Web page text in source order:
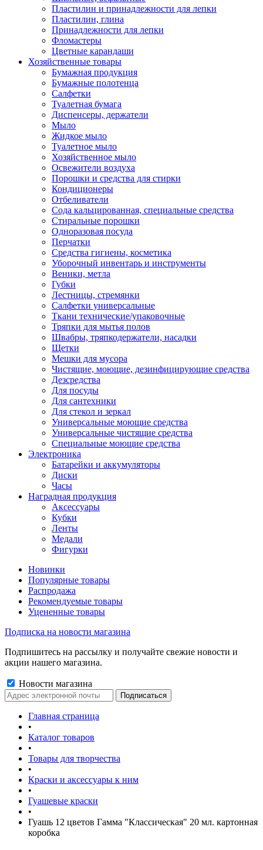
Пластилин и принадлежности для лепки
Пластилин, глина
Принадлежности для лепки
Фломастеры
Цветные карандаши
Хозяйственные товары
Бумажная продукция
Бумажные полотенца
Салфетки
Туалетная бумага
Диспенсеры, держатели
Мыло
Жидкое мыло
Туалетное мыло
Хозяйственное мыло
Освежители воздуха
Порошки и средства для стирки
Кондиционеры
Отбеливатели
Сода кальцированная, специальные средства
Стиральные порошки
Одноразовая посуда
Перчатки
Средства гигиены, косметика
Уборочный инвентарь и инструменты
Веники, метла
Губки
Лестницы, стремянки
Салфетки универсальные
Ткани технические/упаковочные
Тряпки для мытья полов
Швабры, тряпкодержатели, насадки
Щетки
Мешки для мусора
Чистящие, моющие, дезинфицирующие средства
Дезсредства
Для посуды
Для сантехники
Для стекол и зеркал
Универсальные моющие средства
Универсальные чистящие средства
Специальные моющие средства
Электроника
Батарейки и аккумуляторы
Диски
Часы
Наградная продукция
Аксессуары
Кубки
Ленты
Медали
Фигурки
Новинки
Популярные товары
Распродажа
Рекомендуемые товары
Уцененные товары
Подписка на новости магазина
Подпишитесь на рассылку и получайте свежие новости и
акции нашего магазина.
Новости магазина
Главная страница
•
Каталог товаров
•
Товары для творчества
•
Краски и аксессуары к ним
•
Гуашевые краски
•
Гуашь 12 цветов Гамма "Классическая" 20 мл. картонная
коробка